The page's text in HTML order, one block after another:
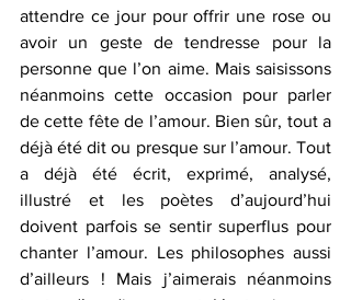
attendre ce jour pour offrir une rose ou
avoir un geste de tendresse pour la
personne que l’on aime. Mais saisissons
néanmoins cette occasion pour parler
de cette fête de l’amour. Bien sûr, tout a
déjà été dit ou presque sur l’amour. Tout
a déjà été écrit, exprimé, analysé,
illustré et les poètes d’aujourd’hui
doivent parfois se sentir superflus pour
chanter l’amour. Les philosophes aussi
d’ailleurs ! Mais j’aimerais néanmoins